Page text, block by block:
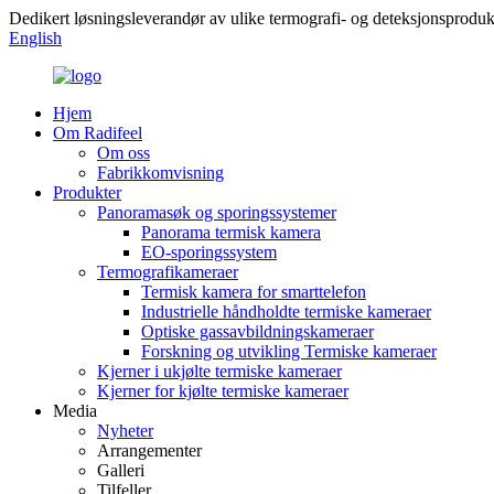
Dedikert løsningsleverandør av ulike termografi- og
English
Hjem
Om Radifeel
Om oss
Fabrikkomvisning
Produkter
Panoramasøk og sporingssystemer
Panorama termisk kamera
EO-sporingssystem
Termografikameraer
Termisk kamera for smarttelefon
Industrielle håndholdte termiske kameraer
Optiske gassavbildningskameraer
Forskning og utvikling Termiske kameraer
Kjerner i ukjølte termiske kameraer
Kjerner for kjølte termiske kameraer
Media
Nyheter
Arrangementer
Galleri
Tilfeller